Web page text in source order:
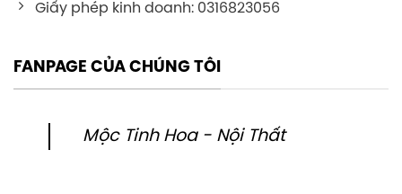
Giấy phép kinh doanh: 0316823056
FANPAGE CỦA CHÚNG TÔI
Mộc Tinh Hoa - Nội Thất